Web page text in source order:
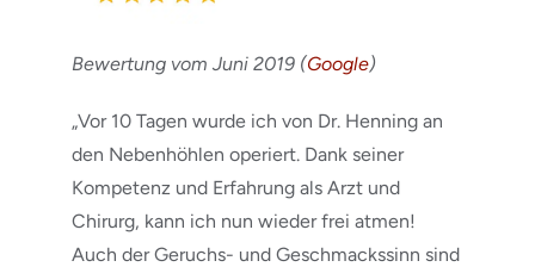
Bewertung vom Juni 2019 (Google)
„Vor 10 Tagen wurde ich von Dr. Henning an
den Nebenhöhlen operiert. Dank seiner
Kompetenz und Erfahrung als Arzt und
Chirurg, kann ich nun wieder frei atmen!
Auch der Geruchs- und Geschmackssinn sind